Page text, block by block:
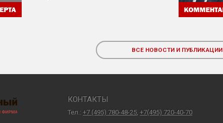
ВСЕ НОВОСТИ И ПУБЛИКАЦИИ
КОНТАКТЫ
Тел.:+7 (495) 780-48-25 ,+7(495) 720-40-70